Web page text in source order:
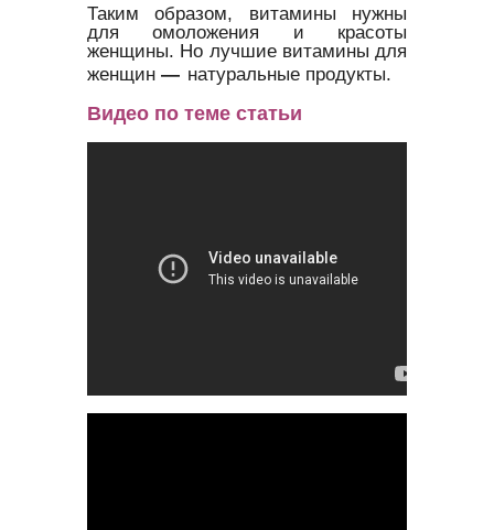
Таким образом, витамины нужны
для омоложения и красоты
женщины. Но лучшие витамины для
женщин — натуральные продукты.
Видео по теме статьи